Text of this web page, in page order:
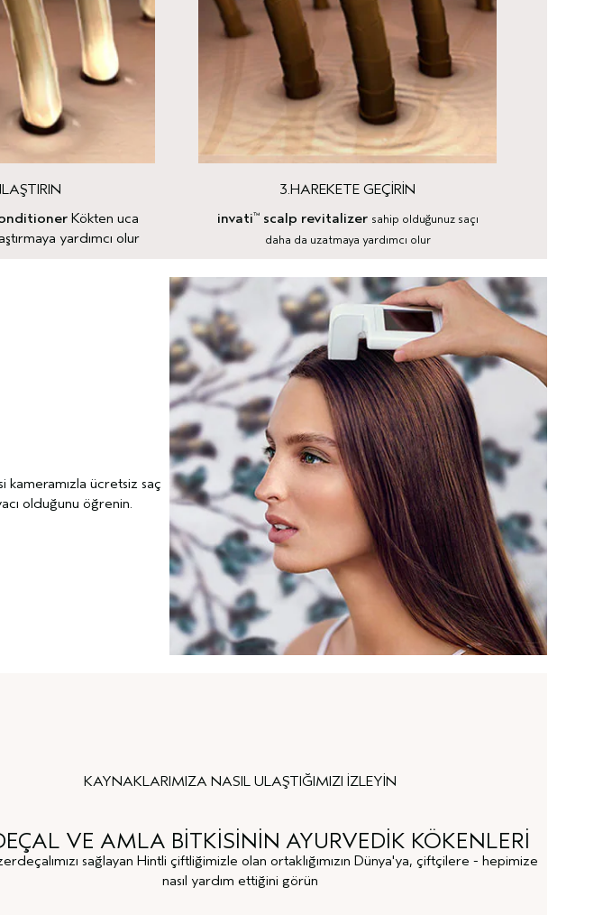
Kökten uca
yardımcı olur
3.HAREKETE GEÇİRİN
invati™scalp revitalizer sahip olduğunuz saçı
daha da uzatmaya yardımcı olur
kameramızla ücretsiz saç
olduğunu öğrenin.
KAYNAKLARIMIZA NASIL ULAŞTIĞIMIZI İZLEYİN
VE AMLA BİTKİSİNİN AYURVEDİK KÖKENLERİ
sağlayan Hintli çiftliğimizle olan ortaklığımızın Dünya'ya, çiftçilere - hepimize
nasıl yardım ettiğini görün